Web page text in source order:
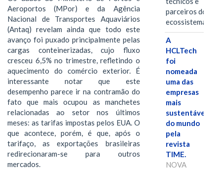
Aeroportos (MPor) e da Agência
Nacional de Transportes Aquaviários
(Antaq) revelam ainda que todo este
avanço foi puxado principalmente pelas
cargas conteinerizadas, cujo fluxo
cresceu 6,5% no trimestre, refletindo o
aquecimento do comércio exterior. É
interessante notar que este
desempenho parece ir na contramão do
fato que mais ocupou as manchetes
relacionadas ao setor nos últimos
meses: as tarifas impostas pelos EUA. O
que acontece, porém, é que, após o
tarifaço, as exportações brasileiras
redirecionaram-se para outros
mercados.
parceiros do
ecossistema.…
A
HCLTech
foi
nomeada
uma das
empresas
mais
sustentáveis
do mundo
pela
revista
TIME.
NOVA